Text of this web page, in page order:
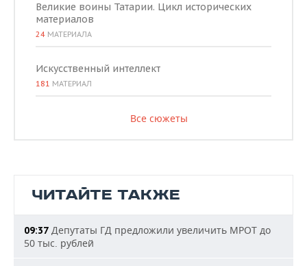
Великие воины Татарии. Цикл исторических
материалов
24 МАТЕРИАЛА
Искусственный интеллект
181 МАТЕРИАЛ
Все сюжеты
ЧИТАЙТЕ ТАКЖЕ
09:37 Депутаты ГД предложили увеличить МРОТ до
50 тыс. рублей